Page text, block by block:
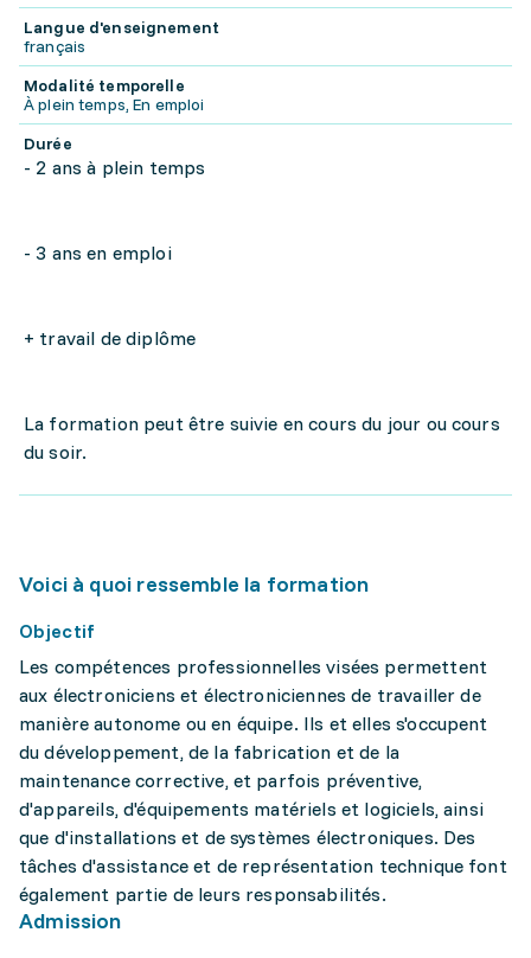
Langue d'enseignement
français
Modalité temporelle
À plein temps, En emploi
Durée
- 2 ans à plein temps
- 3 ans en emploi
+ travail de diplôme
La formation peut être suivie en cours du jour ou cours
du soir.
Voici à quoi ressemble la formation
Objectif
Les compétences professionnelles visées permettent
aux électroniciens et électroniciennes de travailler de
manière autonome ou en équipe. Ils et elles s'occupent
du développement, de la fabrication et de la
maintenance corrective, et parfois préventive,
d'appareils, d'équipements matériels et logiciels, ainsi
que d'installations et de systèmes électroniques. Des
tâches d'assistance et de représentation technique font
également partie de leurs responsabilités.
Admission